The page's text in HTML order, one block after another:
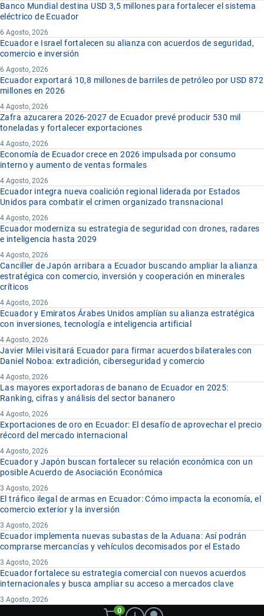
Banco Mundial destina USD 3,5 millones para fortalecer el sistema
eléctrico de Ecuador
6 Agosto, 2026
Ecuador e Israel fortalecen su alianza con acuerdos de seguridad,
comercio e inversión
6 Agosto, 2026
Ecuador exportará 10,8 millones de barriles de petróleo por USD 872
millones en 2026
4 Agosto, 2026
Zafra azucarera 2026-2027 de Ecuador prevé producir 530 mil
toneladas y fortalecer exportaciones
4 Agosto, 2026
Economía de Ecuador crece en 2026 impulsada por consumo
interno y aumento de ventas formales
4 Agosto, 2026
Ecuador integra nueva coalición regional liderada por Estados
Unidos para combatir el crimen organizado transnacional
4 Agosto, 2026
Ecuador moderniza su estrategia de seguridad con drones, radares
e inteligencia hasta 2029
4 Agosto, 2026
Canciller de Japón arribara a Ecuador buscando ampliar la alianza
estratégica con comercio, inversión y cooperación en minerales
críticos
4 Agosto, 2026
Ecuador y Emiratos Árabes Unidos amplían su alianza estratégica
con inversiones, tecnología e inteligencia artificial
4 Agosto, 2026
Javier Milei visitará Ecuador para firmar acuerdos bilaterales con
Daniel Noboa: extradición, ciberseguridad y comercio
4 Agosto, 2026
Las mayores exportadoras de banano de Ecuador en 2025:
Ranking, cifras y análisis del sector bananero
4 Agosto, 2026
Exportaciones de oro en Ecuador: El desafío de aprovechar el precio
récord del mercado internacional
4 Agosto, 2026
Ecuador y Japón buscan fortalecer su relación económica con un
posible Acuerdo de Asociación Económica
3 Agosto, 2026
El tráfico ilegal de armas en Ecuador: Cómo impacta la economía, el
comercio exterior y la inversión
3 Agosto, 2026
Ecuador implementa nuevas subastas de la Aduana: Así podrán
comprarse mercancías y vehículos decomisados por el Estado
3 Agosto, 2026
Ecuador fortalece su estrategia comercial con nuevos acuerdos
internacionales y busca ampliar su acceso a mercados clave
3 Agosto, 2026
0